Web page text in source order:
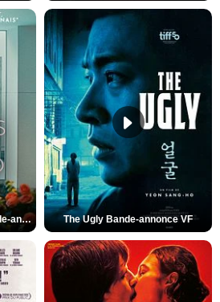
Des Fleurs pour Tokyo Bande-annonce VO STFR The Ugly Bande-annonce VF